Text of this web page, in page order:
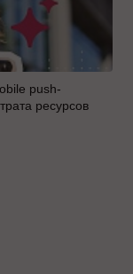
push-
ресурсов